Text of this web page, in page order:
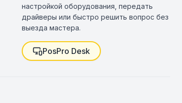
настройкой оборудования, передать
драйверы или быстро решить вопрос без
выезда мастера.
PosPro Desk